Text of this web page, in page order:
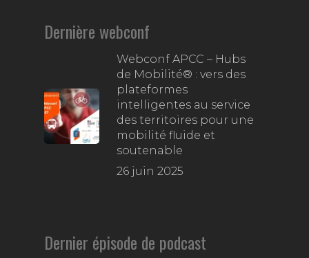
Dernière webconf
Webconf APCC – Hubs
de Mobilité® : vers des
plateformes
intelligentes au service
des territoires pour une
mobilité fluide et
soutenable
26 juin 2025
Dernier épisode de podcast